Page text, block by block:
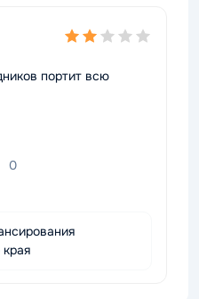
портит всю
0